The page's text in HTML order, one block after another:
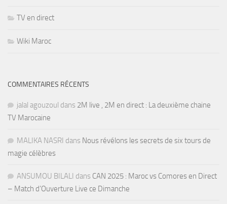
TV en direct
Wiki Maroc
COMMENTAIRES RÉCENTS
jalal agouzoul dans 2M live , 2M en direct : La deuxième chaine
TV Marocaine
MALIKA NASRI dans Nous révélons les secrets de six tours de
magie célèbres
ANSUMOU BILALI dans CAN 2025 : Maroc vs Comores en Direct
– Match d’Ouverture Live ce Dimanche